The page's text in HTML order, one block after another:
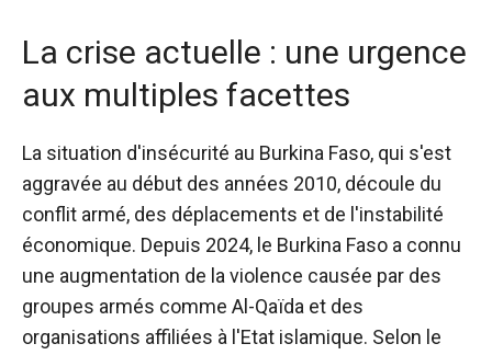
La crise actuelle : une urgence
aux multiples facettes
La situation d'insécurité au Burkina Faso, qui s'est
aggravée au début des années 2010, découle du
conflit armé, des déplacements et de l'instabilité
économique. Depuis 2024, le Burkina Faso a connu
une augmentation de la violence causée par des
groupes armés comme Al-Qaïda et des
organisations affiliées à l'Etat islamique. Selon le